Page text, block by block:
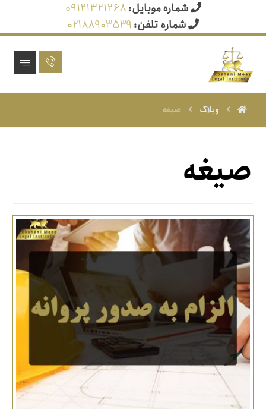
شماره موبایل:۰۹۱۲۱۳۲۱۲۶۸
شماره تلفن:۰۲۱۸۸۹۰۳۵۳۹
وبلاگ صیغه
صیغه